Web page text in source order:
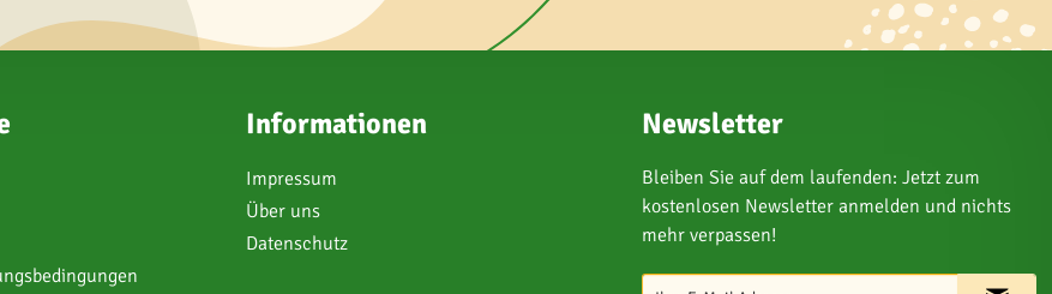
Informationen
Impressum
Über uns
Datenschutz
Newsletter
Bleiben Sie auf dem laufenden: Jetzt zum
kostenlosen Newsletter anmelden und nichts
mehr verpassen!